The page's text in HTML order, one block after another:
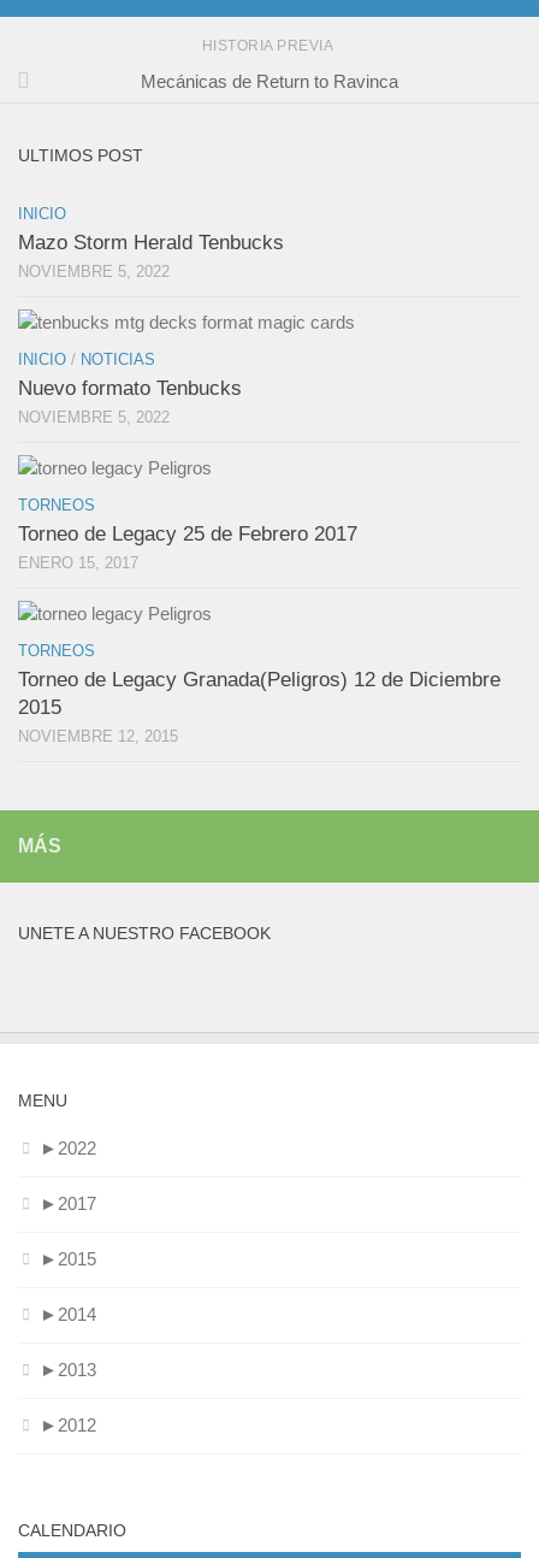
HISTORIA PREVIA
Mecánicas de Return to Ravinca
ULTIMOS POST
INICIO
Mazo Storm Herald Tenbucks
NOVIEMBRE 5, 2022
INICIO / NOTICIAS
Nuevo formato Tenbucks
NOVIEMBRE 5, 2022
TORNEOS
Torneo de Legacy 25 de Febrero 2017
ENERO 15, 2017
TORNEOS
Torneo de Legacy Granada(Peligros) 12 de Diciembre
2015
NOVIEMBRE 12, 2015
MÁS
UNETE A NUESTRO FACEBOOK
MENU
► 2022
► 2017
► 2015
► 2014
► 2013
► 2012
CALENDARIO